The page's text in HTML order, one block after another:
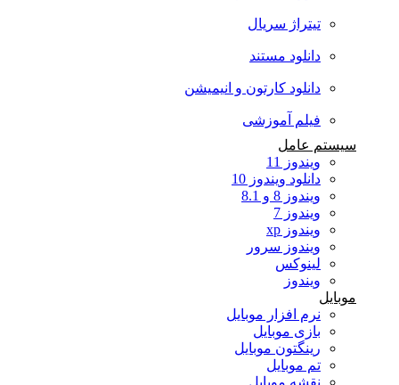
تیتراژ سریال
دانلود مستند
دانلود کارتون و انیمیشن
فیلم آموزشی
سیستم عامل
ویندوز 11
دانلود ویندوز 10
ویندوز 8 و 8.1
ویندوز 7
ویندوز xp
ویندوز سرور
لینوکس
ویندوز
موبایل
نرم افزار موبایل
بازی موبایل
رینگتون موبایل
تم موبایل
نقشه موبایل